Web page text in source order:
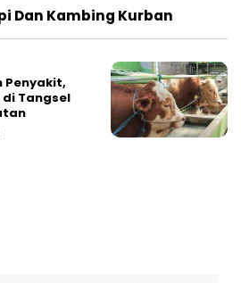
Dan Kambing Kurban
Penyakit,
di Tangsel